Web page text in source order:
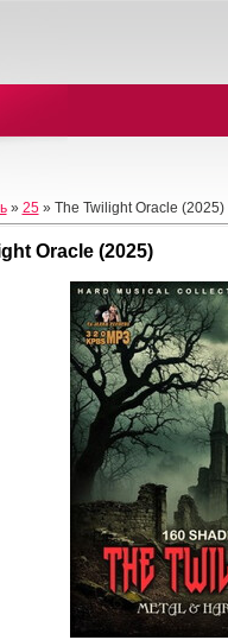
» 25» The Twilight Oracle (2025)
Oracle (2025)